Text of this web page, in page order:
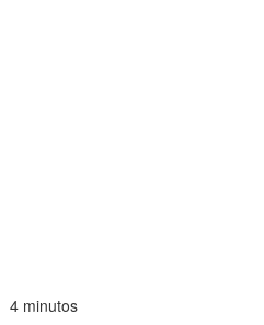
4 minutos